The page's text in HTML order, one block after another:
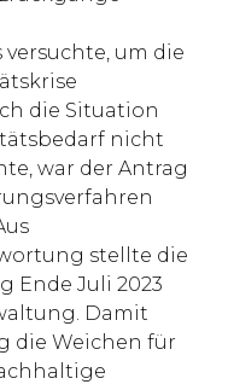
um die
die Situation
nicht
war der Antrag
stellte die
Ende Juli 2023
Damit
die Weichen für